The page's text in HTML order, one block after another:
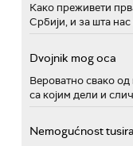
Како преживети
Србији, и за шта
Dvojnik mog oca
Вероватно свако од
са којим дели и
Nemogućnost